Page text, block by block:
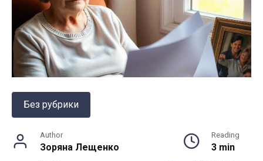
Без рубрики
Author
Зоряна Лещенко
Reading
3 min